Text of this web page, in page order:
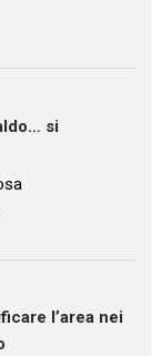
si
l’area nei